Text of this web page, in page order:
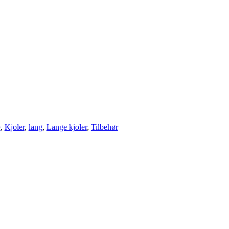
, Kjoler, lang, Lange kjoler, Tilbehør